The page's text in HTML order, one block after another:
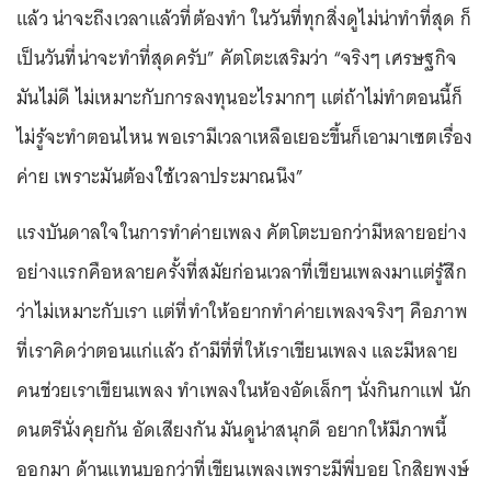
แล้ว น่าจะถึงเวลาแล้วที่ต้องทำ ในวันที่ทุกสิ่งดูไม่น่าทำที่สุด ก็
เป็นวันที่น่าจะทำที่สุดครับ” คัตโตะเสริมว่า “จริงๆ เศรษฐกิจ
มันไม่ดี ไม่เหมาะกับการลงทุนอะไรมากๆ แต่ถ้าไม่ทำตอนนี้ก็
ไม่รู้จะทำตอนไหน พอเรามีเวลาเหลือเยอะขึ้นก็เอามาเซตเรื่อง
ค่าย เพราะมันต้องใช้เวลาประมาณนึง”
แรงบันดาลใจในการทำค่ายเพลง คัตโตะบอกว่ามีหลายอย่าง
อย่างแรกคือหลายครั้งที่สมัยก่อนเวลาที่เขียนเพลงมาแต่รู้สึก
ว่าไม่เหมาะกับเรา แต่ที่ทำให้อยากทำค่ายเพลงจริงๆ คือภาพ
ที่เราคิดว่าตอนแก่แล้ว ถ้ามีที่ที่ให้เราเขียนเพลง และมีหลาย
คนช่วยเราเขียนเพลง ทำเพลงในห้องอัดเล็กๆ นั่งกินกาแฟ นัก
ดนตรีนั่งคุยกัน อัดเสียงกัน มันดูน่าสนุกดี อยากให้มีภาพนี้
ออกมา ด้านแทนบอกว่าที่เขียนเพลงเพราะมีพี่บอย โกสิยพงษ์